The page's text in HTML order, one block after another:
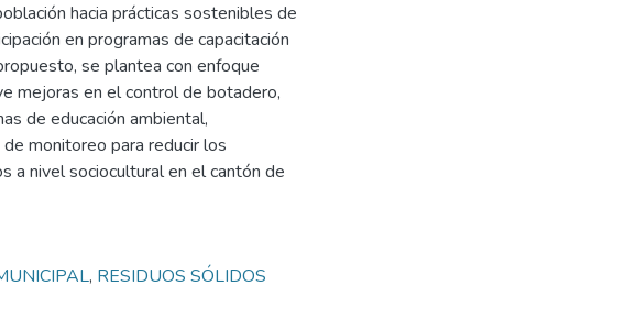
hacia prácticas sostenibles de
en programas de capacitación
se plantea con enfoque
mejoras en el control de botadero,
de educación ambiental,
monitoreo para reducir los
a nivel sociocultural en el cantón de
, RESIDUOS SÓLIDOS